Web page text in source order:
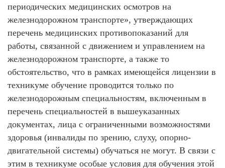
периодических медицинских осмотров на
железнодорожном транспорте», утверждающих
перечень медицинских противопоказаний для
работы, связанной с движением и управлением на
железнодорожном транспорте, а также то
обстоятельство, что в рамках имеющейся лицензии в
техникуме обучение проводится только по
железнодорожным специальностям, включенным в
перечень специальностей в вышеуказанных
документах, лица с ограниченными возможностями
здоровья (инвалиды по зрению, слуху, опорно-
двигательной системы) обучаться не могут. В связи с
этим в техникуме особые условия для обучения этой